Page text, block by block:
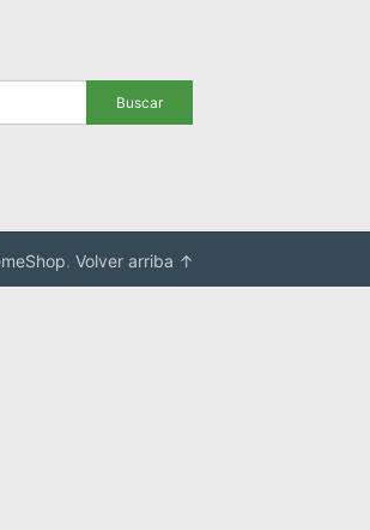
. Volver arriba ↑